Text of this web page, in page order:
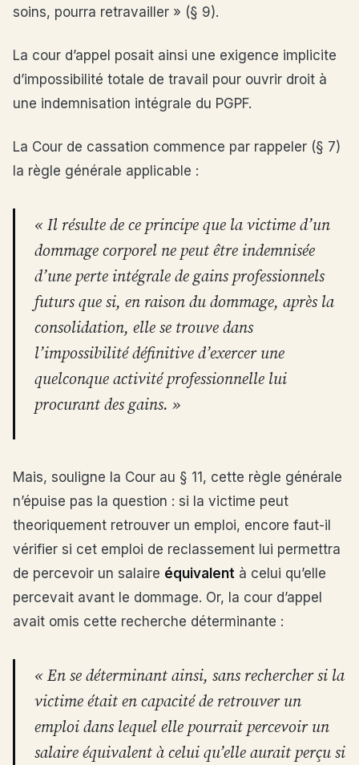
soins, pourra retravailler » (§ 9).
La cour d’appel posait ainsi une exigence implicite
d’impossibilité totale de travail pour ouvrir droit à
une indemnisation intégrale du PGPF.
La Cour de cassation commence par rappeler (§ 7)
la règle générale applicable :
« Il résulte de ce principe que la victime d’un
dommage corporel ne peut être indemnisée
d’une perte intégrale de gains professionnels
futurs que si, en raison du dommage, après la
consolidation, elle se trouve dans
l’impossibilité définitive d’exercer une
quelconque activité professionnelle lui
procurant des gains. »
Mais, souligne la Cour au § 11, cette règle générale
n’épuise pas la question : si la victime peut
theoriquement retrouver un emploi, encore faut-il
vérifier si cet emploi de reclassement lui permettra
de percevoir un salaire équivalent à celui qu’elle
percevait avant le dommage. Or, la cour d’appel
avait omis cette recherche déterminante :
« En se déterminant ainsi, sans rechercher si la
victime était en capacité de retrouver un
emploi dans lequel elle pourrait percevoir un
salaire équivalent à celui qu’elle aurait perçu si